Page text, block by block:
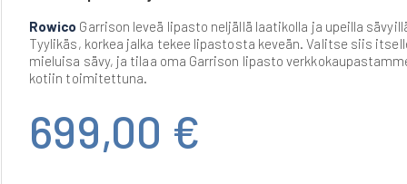
Rowico Garrison leveä lipasto neljällä laatikolla ja upeilla
Tyylikäs, korkea jalka tekee lipastosta keveän. Valitse siis
mieluisa sävy, ja tilaa oma Garrison lipasto
kotiin toimitettuna.
699,00 €